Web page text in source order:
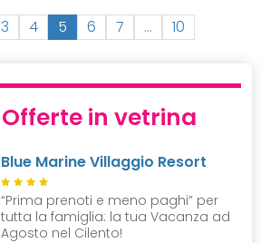
3 4 5
c
r
e
t
6 7 … 10
Offerte in vetrina
Blue Marine Villaggio Resort
“Prima prenoti e meno paghi” per
tutta la famiglia: la tua Vacanza ad
Agosto nel Cilento!